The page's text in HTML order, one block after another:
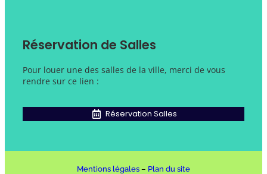
Réservation de Salles
Pour louer une des salles de la ville, merci de vous
rendre sur ce lien :
Réservation Salles
Mentions légales – Plan du site